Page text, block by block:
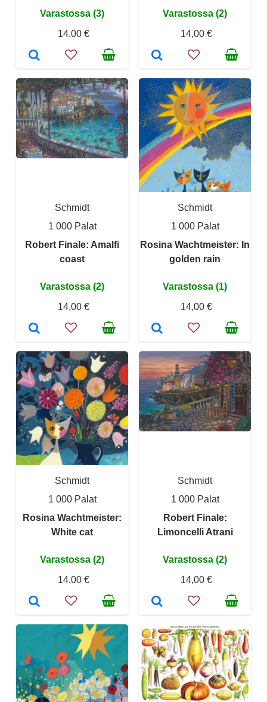
Varastossa (3)
14,00 €
Varastossa (2)
14,00 €
Schmidt
1 000 Palat
Robert Finale: Amalfi
coast
Varastossa (2)
14,00 €
Schmidt
1 000 Palat
Rosina Wachtmeister: In
golden rain
Varastossa (1)
14,00 €
Schmidt
1 000 Palat
Rosina Wachtmeister:
White cat
Varastossa (2)
14,00 €
Schmidt
1 000 Palat
Robert Finale:
Limoncelli Atrani
Varastossa (2)
14,00 €